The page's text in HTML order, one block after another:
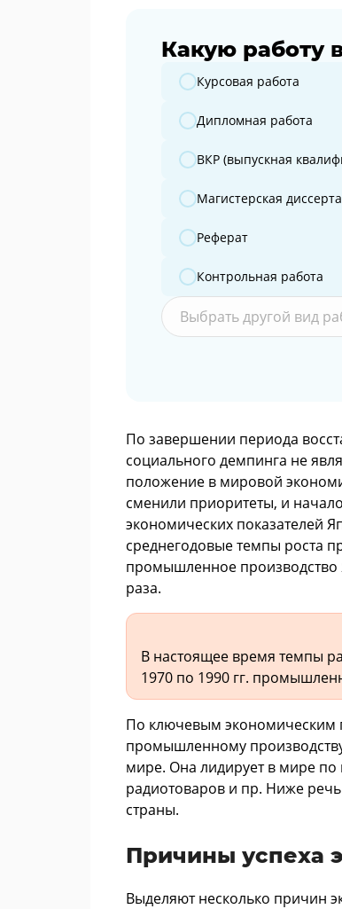
Какую работу
Какую работу вы готовите?
Курсовая работа
Дипломная работа
ВКР (выпускная
Магистерская
Реферат
Контрольная работа
Выбрать другой вид
По завершении периода
социального демпинга не
положение в мировой
сменили приоритеты, и
экономических показателей
среднегодовые темпы роста
промышленное производство
раза.
В настоящее время темпы
1970 по 1990 гг.
По ключевым экономическим
промышленному
мире. Она лидирует в мире по
радиотоваров и пр. Ниже
страны.
Причины успеха
Выделяют несколько причин